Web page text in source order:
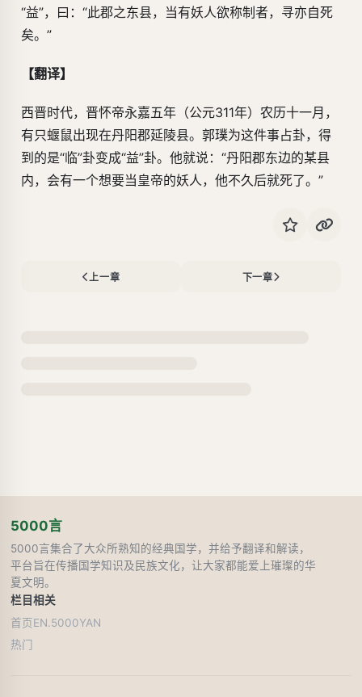
“益”，曰：“此郡之东县，当有妖人欲称制者，寻亦自死
矣。”
【翻译】
西晋时代，晋怀帝永嘉五年（公元311年）农历十一月，
有只蝘鼠出现在丹阳郡延陵县。郭璞为这件事占卦，得
到的是“临”卦变成“益”卦。他就说：“丹阳郡东边的某县
内，会有一个想要当皇帝的妖人，他不久后就死了。”
上一章 下一章
5000言
5000言集合了大众所熟知的经典国学，并给予翻译和解读，
平台旨在传播国学知识及民族文化，让大家都能爱上璀璨的华
夏文明。
栏目
首页
热门
相关
EN.5000YAN